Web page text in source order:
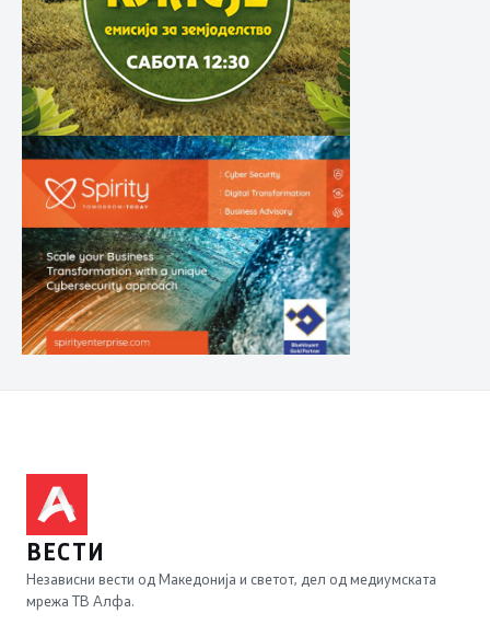
ВЕСТИ
Независни вести од Македонија и светот, дел од медиумската
мрежа ТВ Алфа.